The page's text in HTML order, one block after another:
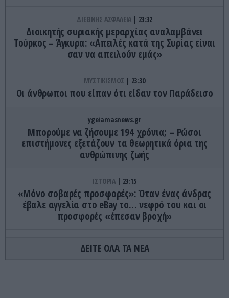
ΔΙΕΘΝΗΣ ΑΣΦΑΛΕΙΑ 23:32
Διοικητής συριακής μεραρχίας αναλαμβάνει
Τούρκος – Άγκυρα: «Απειλές κατά της Συρίας είναι
σαν να απειλούν εμάς»
ΜΥΣΤΙΚΙΣΜΟΣ 23:30
Οι άνθρωποι που είπαν ότι είδαν τον Παράδεισο
ygeiamasnews.gr
Μπορούμε να ζήσουμε 194 χρόνια; – Ρώσοι
επιστήμονες εξετάζουν τα θεωρητικά όρια της
ανθρώπινης ζωής
ΙΣΤΟΡΙΑ 23:15
«Μόνο σοβαρές προσφορές»: Όταν ένας άνδρας
έβαλε αγγελία στο eBay το… νεφρό του και οι
προσφορές «έπεσαν βροχή»
ΚΟΣΜΟΣ 23:11
Τα 600 στρέμματα κληρονομιάς πίσω από το
ΔΕΙΤΕ ΟΛΑ ΤΑ ΝΕΑ